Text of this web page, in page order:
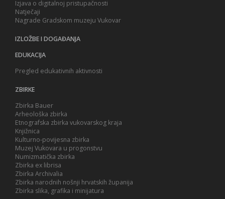
Izjava o digitalnoj pristupačnosti
Natječaji
Nagrade Gradskom muzeju Vukovar
IZLOŽBE I DOGAĐANJA
EDUKACIJA
Pregled edukativnih aktivnosti
ZBIRKE
Zbirka Bauer
Arheološka zbirka
Etnografska zbirka vukovarskog kraja
Knjižnica
Kulturno-povijesna zbirka
Muzej Vukovara u progonstvu
Numizmatička zbirka
Zbirka ex librisa
Zbirka Archivalia
Zbirka narodnih nošnji hrvatskih županija
Zbirka slika, grafika i minijatura